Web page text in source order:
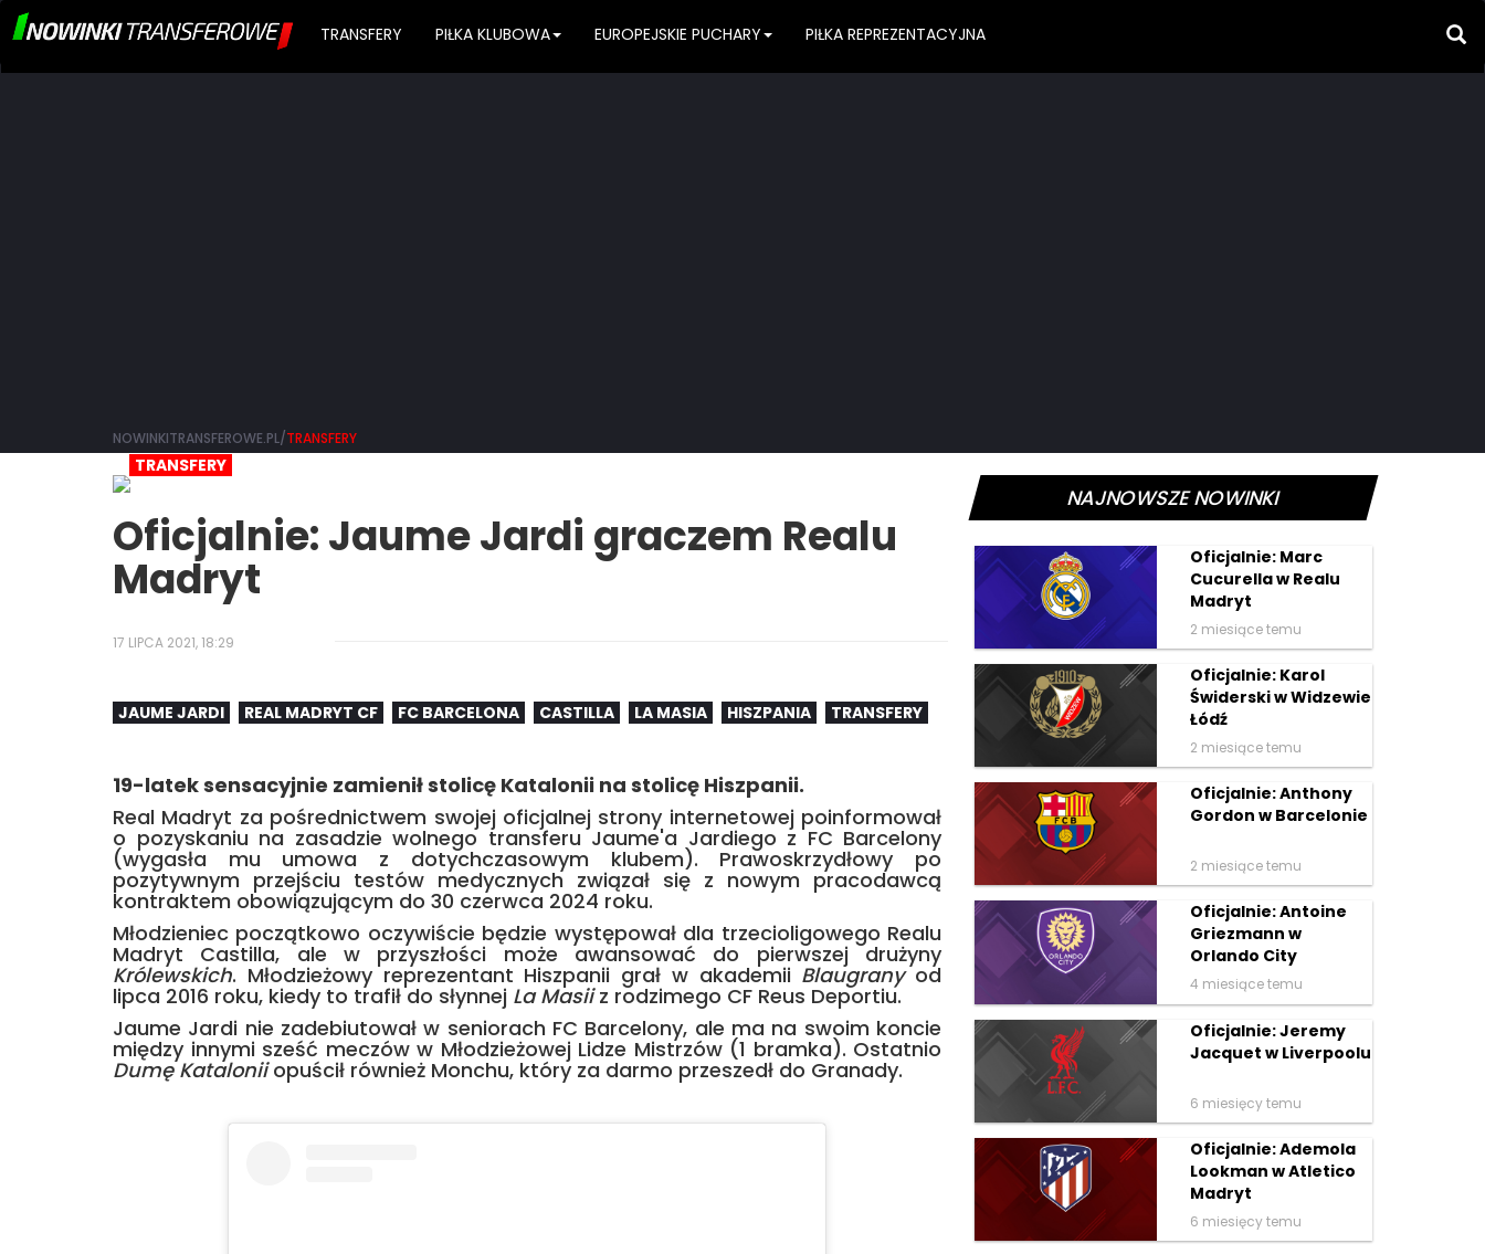
TRANSFERY PIŁKA KLUBOWA EUROPEJSKIE PUCHARY PIŁKA REPREZENTACYJNA
NOWINKITRANSFEROWE.PL/TRANSFERY
TRANSFERY
Oficjalnie: Jaume Jardi graczem Realu
Madryt
17 LIPCA 2021, 18:29
JAUME JARDI REAL MADRYT CF FC BARCELONA CASTILLA LA MASIA HISZPANIA TRANSFERY
19-latek sensacyjnie zamienił stolicę Katalonii na stolicę Hiszpanii.
Real Madryt za pośrednictwem swojej oficjalnej strony internetowej poinformował
o pozyskaniu na zasadzie wolnego transferu Jaume'a Jardiego z FC Barcelony
(wygasła mu umowa z dotychczasowym klubem). Prawoskrzydłowy po
pozytywnym przejściu testów medycznych związał się z nowym pracodawcą
kontraktem obowiązującym do 30 czerwca 2024 roku.
Młodzieniec początkowo oczywiście będzie występował dla trzecioligowego Realu
Madryt Castilla, ale w przyszłości może awansować do pierwszej drużyny
Królewskich. Młodzieżowy reprezentant Hiszpanii grał w akademii Blaugranyod
lipca 2016 roku, kiedy to trafił do słynnej La Masiiz rodzimego CF Reus Deportiu.
Jaume Jardi nie zadebiutował w seniorach FC Barcelony, ale ma na swoim koncie
między innymi sześć meczów w Młodzieżowej Lidze Mistrzów (1 bramka). Ostatnio
Dumę Kataloniiopuścił również Monchu, który za darmo przeszedł do Granady.
NAJNOWSZE NOWINKI
Oficjalnie: Marc
Cucurella w Realu
Madryt
2 miesiące temu
Oficjalnie: Karol
Świderski w Widzewie
Łódź
2 miesiące temu
Oficjalnie: Anthony
Gordon w Barcelonie
2 miesiące temu
Oficjalnie: Antoine
Griezmann w
Orlando City
4 miesiące temu
Oficjalnie: Jeremy
Jacquet w Liverpoolu
6 miesięcy temu
Oficjalnie: Ademola
Lookman w Atletico
Madryt
6 miesięcy temu